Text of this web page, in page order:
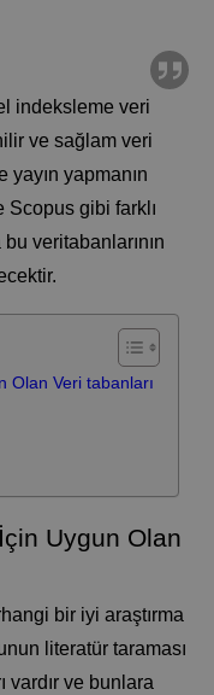
indeksleme veri
ve sağlam veri
yapmanın
gibi farklı
veritabanlarının
Olan Veri tabanları
Uygun Olan
bir iyi araştırma
literatür taraması
vardır ve bunlara